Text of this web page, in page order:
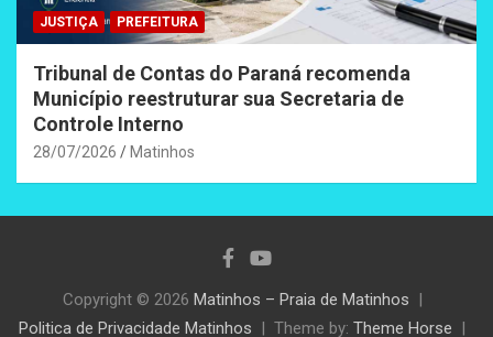
JUSTIÇA PREFEITURA
Tribunal de Contas do Paraná recomenda
Município reestruturar sua Secretaria de
Controle Interno
28/07/2026 Matinhos
Copyright © 2026 Matinhos – Praia de Matinhos
Politica de Privacidade Matinhos
Theme by: Theme Horse